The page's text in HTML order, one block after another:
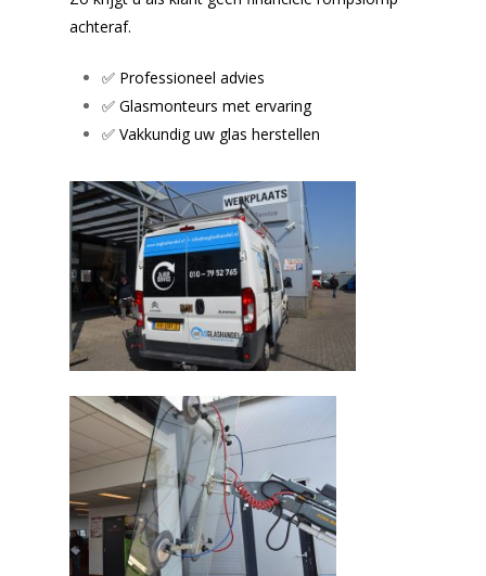
achteraf.
✅ Professioneel advies
✅ Glasmonteurs met ervaring
✅ Vakkundig uw glas herstellen